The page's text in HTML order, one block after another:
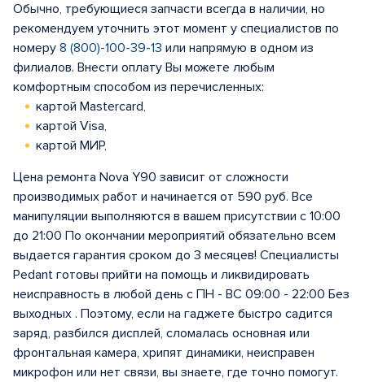
Обычно, требующиеся запчасти всегда в наличии, но
рекомендуем уточнить этот момент у специалистов по
номеру 8 (800)-100-39-13 или напрямую в одном из
филиалов. Внести оплату Вы можете любым
комфортным способом из перечисленных:
картой Mastercard,
картой Visa,
картой МИР,
Цена ремонта Nova Y90 зависит от сложности
производимых работ и начинается от 590 руб. Все
манипуляции выполняются в вашем присутствии с 10:00
до 21:00 По окончании мероприятий обязательно всем
выдается гарантия сроком до 3 месяцев! Специалисты
Pedant готовы прийти на помощь и ликвидировать
неисправность в любой день с ПН - ВС 09:00 - 22:00 Без
выходных . Поэтому, если на гаджете быстро садится
заряд, разбился дисплей, сломалась основная или
фронтальная камера, хрипят динамики, неисправен
микрофон или нет связи, вы знаете, где точно помогут.